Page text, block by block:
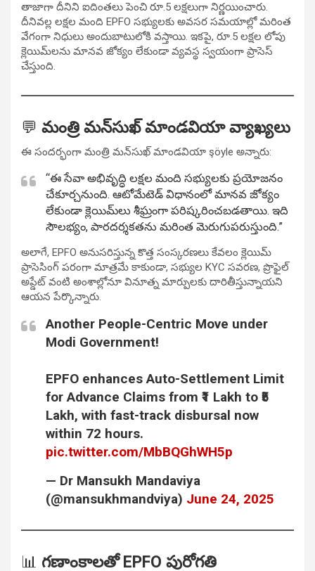
తాజాగా దీనిని ఐదింతలు పెంచి రూ.5 లక్షలుగా నిర్ణయించారు.
దీనివల్ల లక్షల మంది EPFO సభ్యులకు అవసర సమయాల్లో మరింత
వేగంగా నిధులు అందుబాటులోకి వస్తాయి. ఇకపై, రూ.5 లక్షల లోపు
క్లెయిమ్‌లను మానవ జోక్యం లేకుండా వ్యవస్థ స్వయంగా ప్రాసెస్
చేస్తుంది.
💬 మంత్రి మన్‌సుఖ్ మాండవియా వ్యాఖ్యలు
ఈ సందర్భంగా మంత్రి మన్‌సుఖ్ మాండవియా şöyle అన్నారు:
“ఈ సేవా అభివృద్ధి లక్షల మంది సభ్యులకు ప్రయోజనం
చేకూర్చనుంది. ఆటోమేటెడ్ విధానంలో మానవ జోక్యం
లేకుండా క్లెయిమ్‌లు శీఘ్రంగా పరిష్కరించబడతాయి. ఇది
సౌలభ్యం, పారదర్శకతను మరింత మెరుగుపరుస్తుంది.”
అలాగే, EPFO అనుసరిస్తున్న కొత్త సంస్కరణలు కేవలం క్లెయిమ్
ప్రాసెసింగ్ పరంగా మాత్రమే కాకుండా, సభ్యుల KYC సవరణ, ప్రొఫైల్
అప్డేట్ వంటి అంశాల్లోనూ వినూత్న మార్పులకు దారితీస్తున్నాయని
ఆయన పేర్కొన్నారు.
Another People-Centric Move under
Modi Government!
EPFO enhances Auto-Settlement Limit
for Advance Claims from ₹1 Lakh to ₹5
Lakh, with fast-track disbursal now
within 72 hours.
pic.twitter.com/MbBQGhWH5p
— Dr Mansukh Mandaviya
(@mansukhmandviya) June 24, 2025
📊 గణాంకాలతో EPFO పురోగతి